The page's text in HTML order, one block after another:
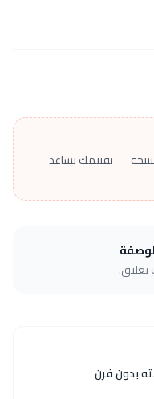
— تقييمك يساعد
تعليق.
بدون فرن